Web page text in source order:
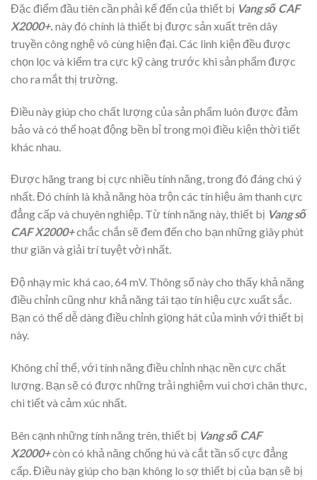
Đặc điểm đầu tiên cần phải kể đến của thiết bị Vang số CAF
X2000+. này đó chính là thiết bị được sản xuất trên dây
truyền công nghệ vô cùng hiện đại. Các linh kiện đều được
chọn lọc và kiểm tra cực kỹ càng trước khi sản phẩm được
cho ra mắt thị trường.
Điều này giúp cho chất lượng của sản phẩm luôn được đảm
bảo và có thể hoạt động bền bỉ trong mọi điều kiện thời tiết
khác nhau.
Được hãng trang bị cực nhiều tính năng, trong đó đáng chú ý
nhất. Đó chính là khả năng hòa trộn các tín hiệu âm thanh cực
đẳng cấp và chuyên nghiệp. Từ tính năng này, thiết bị Vang số
CAF X2000+chắc chắn sẽ đem đến cho bạn những giây phút
thư giãn và giải trí tuyệt vời nhất.
Độ nhạy mic khá cao, 64 mV. Thông số này cho thấy khả năng
điều chỉnh cũng như khả năng tái tạo tín hiệu cực xuất sắc.
Bạn có thể dễ dàng điều chỉnh giọng hát của mình với thiết bị
này.
Không chỉ thế, với tính năng điều chỉnh nhạc nền cực chất
lượng. Bạn sẽ có được những trải nghiệm vui chơi chân thực,
chi tiết và cảm xúc nhất.
Bên cạnh những tính năng trên, thiết bị Vang số CAF
X2000+còn có khả năng chống hú và cắt tần số cực đẳng
cấp. Điều này giúp cho bạn không lo sợ thiết bị của bạn sẽ bị